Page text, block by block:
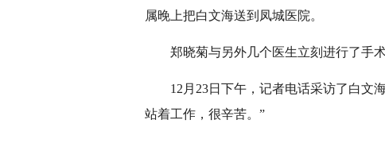
属晚上把白文海送到凤城医院。
郑晓菊与另外几个医生立刻进行了手术
12月23日下午，记者电话采访了白文海
站着工作，很辛苦。”